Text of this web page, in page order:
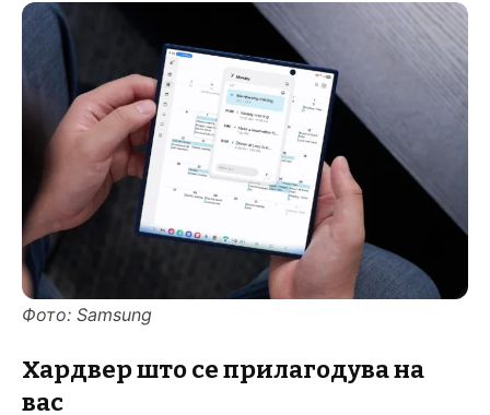
Фото: Samsung
Хардвер што се прилагодува на
вас